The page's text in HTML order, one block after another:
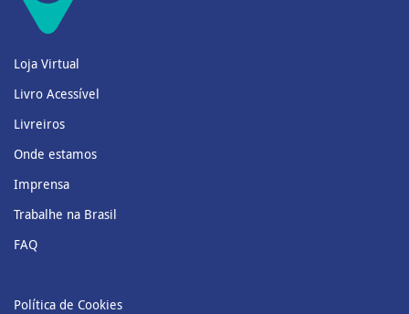
Loja Virtual
Livro Acessível
Livreiros
Onde estamos
Imprensa
Trabalhe na Brasil
FAQ
Política de Cookies